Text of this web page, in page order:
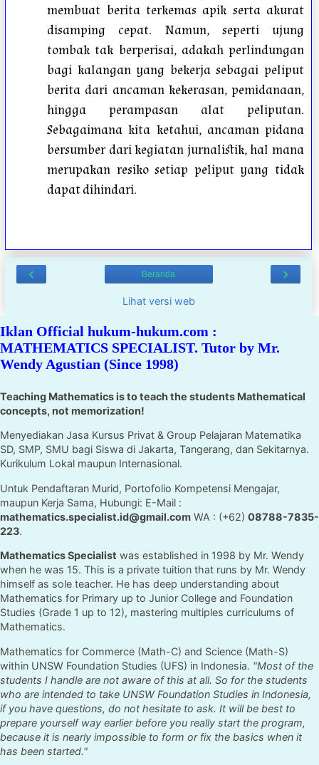
membuat berita terkemas apik serta akurat
disamping cepat. Namun, seperti ujung
tombak tak berperisai, adakah perlindungan
bagi kalangan yang bekerja sebagai peliput
berita dari ancaman kekerasan, pemidanaan,
hingga perampasan alat peliputan.
Sebagaimana kita ketahui, ancaman pidana
bersumber dari kegiatan jurnalistik, hal mana
merupakan resiko setiap peliput yang tidak
dapat dihindari.
‹ ›
Beranda
Lihat versi web
Iklan Official hukum-hukum.com :
MATHEMATICS SPECIALIST. Tutor by Mr.
Wendy Agustian (Since 1998)
Teaching Mathematics is to teach the students Mathematical
concepts, not memorization!
Menyediakan Jasa Kursus Privat & Group Pelajaran Matematika
SD, SMP, SMU bagi Siswa di Jakarta, Tangerang, dan Sekitarnya.
Kurikulum Lokal maupun Internasional.
Untuk Pendaftaran Murid, Portofolio Kompetensi Mengajar,
maupun Kerja Sama, Hubungi: E-Mail :
mathematics.specialist.id@gmail.com WA : (+62) 08788-7835-
223.
Mathematics Specialist was established in 1998 by Mr. Wendy
when he was 15. This is a private tuition that runs by Mr. Wendy
himself as sole teacher. He has deep understanding about
Mathematics for Primary up to Junior College and Foundation
Studies (Grade 1 up to 12), mastering multiples curriculums of
Mathematics.
Mathematics for Commerce (Math-C) and Science (Math-S)
within UNSW Foundation Studies (UFS) in Indonesia. "Most of the
students I handle are not aware of this at all. So for the students
who are intended to take UNSW Foundation Studies in Indonesia,
if you have questions, do not hesitate to ask. It will be best to
prepare yourself way earlier before you really start the program,
because it is nearly impossible to form or fix the basics when it
has been started."